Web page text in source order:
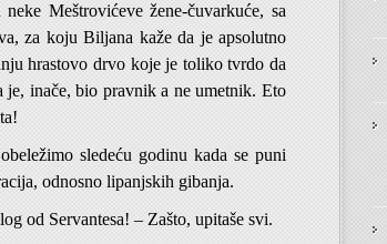
Meštrovićeve žene-čuvarkuće, sa
za koju Biljana kaže da je apsolutno
hrastovo drvo koje je toliko tvrdo da
je, inače, bio pravnik a ne umetnik. Eto
sledeću godinu kada se puni
odnosno lipanjskih gibanja.
od Servantesa! – Zašto, upitaše svi.